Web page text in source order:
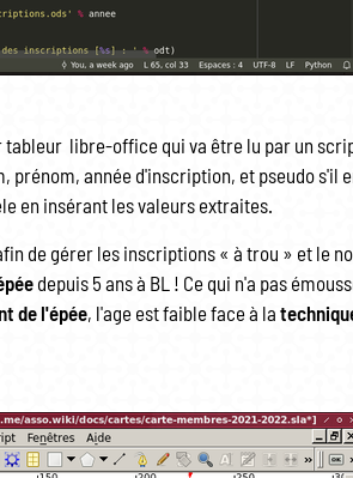
libre-office qui va être lu par un
année d'inscription, et pseudo s'il
en insérant les valeurs extraites.
de gérer les inscriptions « à trou » et le
depuis 5 ans à BL ! Ce qui n'a pas
de l'épée, l'age est faible face à la